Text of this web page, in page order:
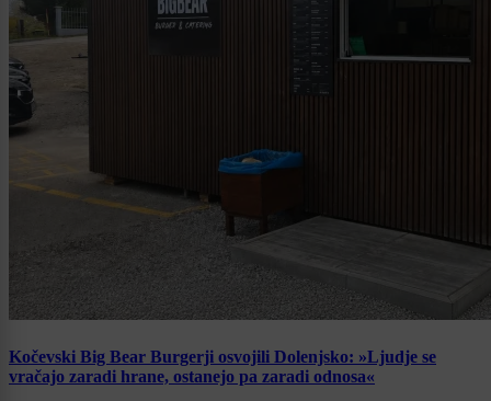
Kočevski Big Bear Burgerji osvojili Dolenjsko: »Ljudje se
vračajo zaradi hrane, ostanejo pa zaradi odnosa«